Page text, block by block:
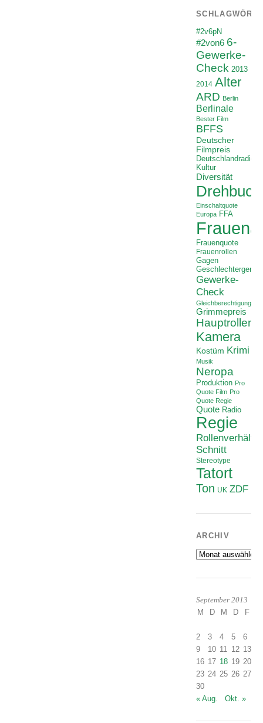
#2v6pN
#2von6 6-
Gewerke-
Check 2013
2014 Alter
ARD Berlin
Berlinale
Bester Film
BFFS
Deutscher
Filmpreis
Deutschlandradio
Kultur
Diversität
Drehbuch
Einschaltquote
Europa FFA
Frauenquote
Frauenrollen
Gagen
Gewerke-
Check
Gleichberechtigung
Grimmepreis
Hauptrollen
Kamera
Kostüm Krimi
Musik
Neropa
Produktion Pro
Quote Film Pro
Quote Regie
Quote Radio
Regie
Schnitt
Stereotype
Tatort
Ton UK ZDF
ARCHIV
Archiv
September 2013
M D M D F
2 3 4 5 6
9
10 11 12 13
16 17 18 19 20
23 24 25 26 27
30
« Aug.
Okt. »